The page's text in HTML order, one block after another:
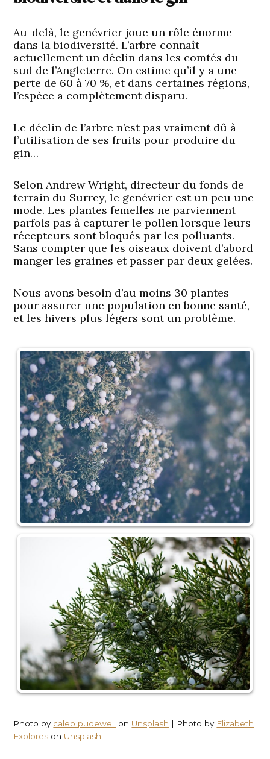
Au-delà, le genévrier joue un rôle énorme
dans la biodiversité. L’arbre connaît
actuellement un déclin dans les comtés du
sud de l’Angleterre. On estime qu’il y a une
perte de 60 à 70 %, et dans certaines régions,
l’espèce a complètement disparu.
Le déclin de l’arbre n’est pas vraiment dû à
l’utilisation de ses fruits pour produire du
gin…
Selon Andrew Wright, directeur du fonds de
terrain du Surrey, le genévrier est un peu une
mode. Les plantes femelles ne parviennent
parfois pas à capturer le pollen lorsque leurs
récepteurs sont bloqués par les polluants.
Sans compter que les oiseaux doivent d’abord
manger les graines et passer par deux gelées.
Nous avons besoin d’au moins 30 plantes
pour assurer une population en bonne santé,
et les hivers plus légers sont un problème.
Photo by caleb pudewell on Unsplash | Photo by Elizabeth
Explores on Unsplash